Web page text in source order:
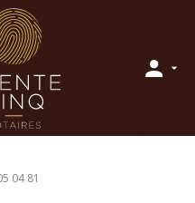
04 81